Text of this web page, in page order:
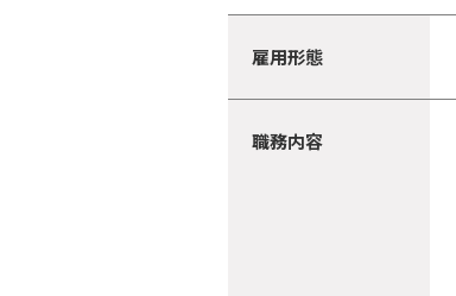
雇用形態
職務内容